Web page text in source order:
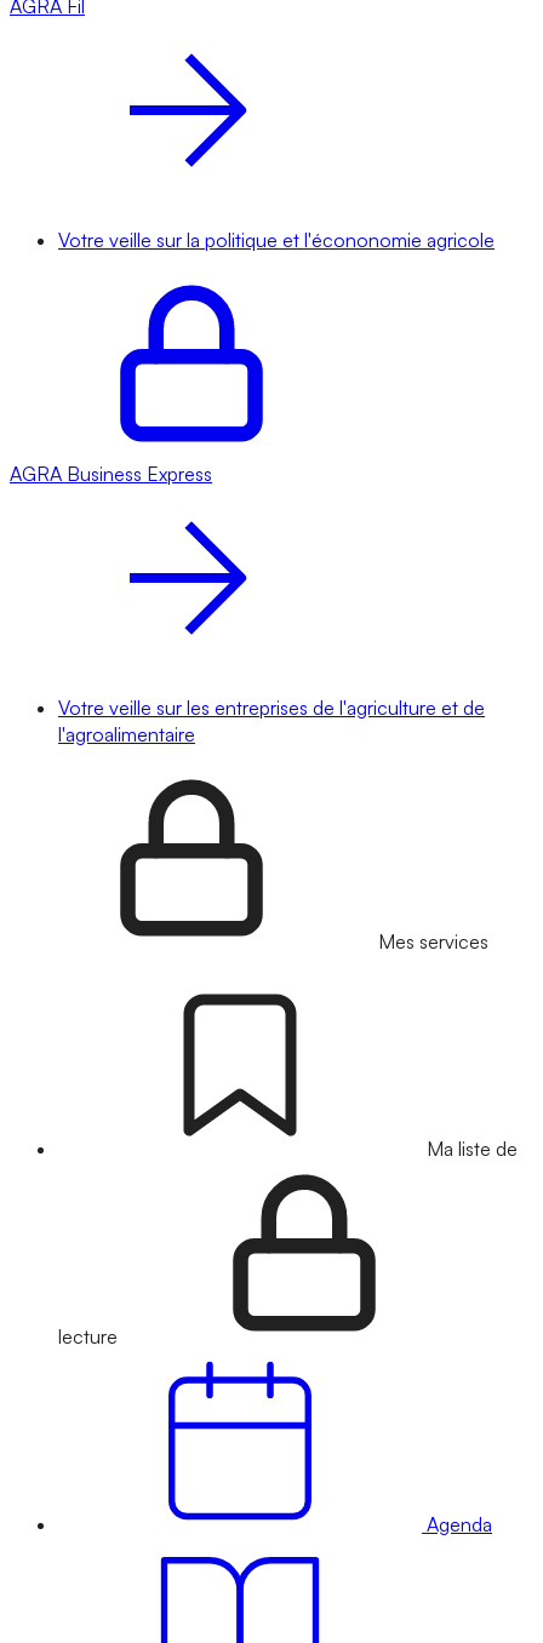
AGRA Fil
Votre veille sur la politique et l'écononomie agricole
AGRA Business Express
Votre veille sur les entreprises de l'agriculture et de
l'agroalimentaire
Mes services
Ma liste de
lecture
Agenda